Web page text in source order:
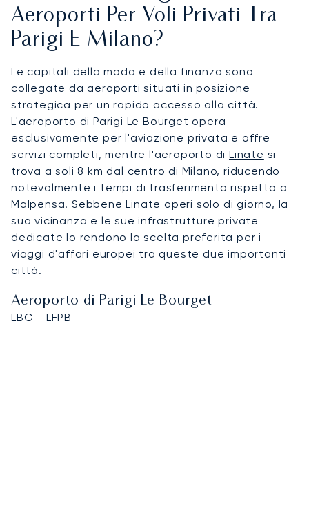
Aeroporti Per Voli Privati Tra
Parigi E Milano?
Le capitali della moda e della finanza sono
collegate da aeroporti situati in posizione
strategica per un rapido accesso alla città.
L'aeroporto diParigi Le Bourget opera
esclusivamente per l'aviazione privata e offre
servizi completi, mentre l'aeroporto di Linate si
trova a soli 8 km dal centro di Milano, riducendo
notevolmente i tempi di trasferimento rispetto a
Malpensa. Sebbene Linate operi solo di giorno, la
sua vicinanza e le sue infrastrutture private
dedicate lo rendono la scelta preferita per i
viaggi d'affari europei tra queste due importanti
città.
Aeroporto di Parigi Le Bourget
LBG - LFPB